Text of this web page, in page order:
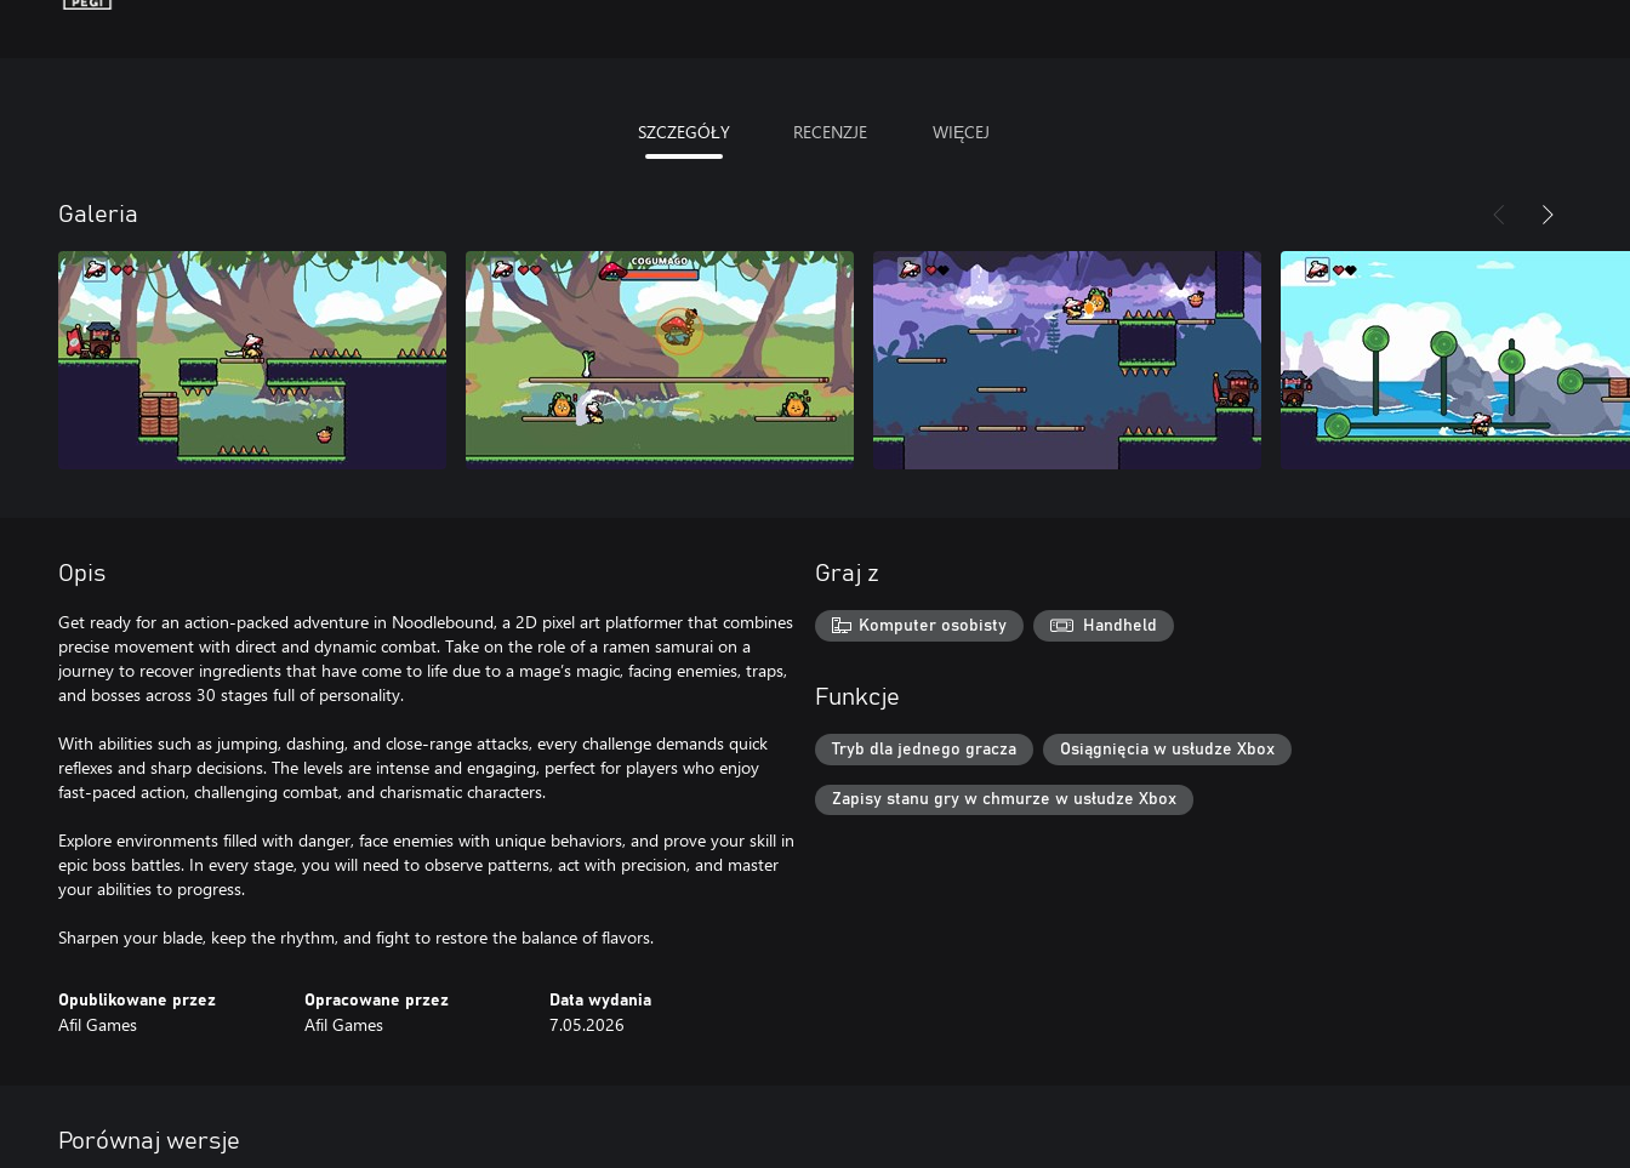
SZCZEGÓŁY RECENZJE WIĘCEJ
Galeria
Opis
Get ready for an action-packed adventure in Noodlebound, a 2D pixel art platformer that combines
precise movement with direct and dynamic combat. Take on the role of a ramen samurai on a
journey to recover ingredients that have come to life due to a mage’s magic, facing enemies, traps,
and bosses across 30 stages full of personality.
With abilities such as jumping, dashing, and close-range attacks, every challenge demands quick
reflexes and sharp decisions. The levels are intense and engaging, perfect for players who enjoy
fast-paced action, challenging combat, and charismatic characters.
Explore environments filled with danger, face enemies with unique behaviors, and prove your skill in
epic boss battles. In every stage, you will need to observe patterns, act with precision, and master
your abilities to progress.
Sharpen your blade, keep the rhythm, and fight to restore the balance of flavors.
Opublikowane przez
Afil Games
Opracowane przez
Afil Games
Data wydania
7.05.2026
Graj z
Komputer osobisty Handheld
Funkcje
Tryb dla jednego gracza Osiągnięcia w usłudze Xbox
Zapisy stanu gry w chmurze w usłudze Xbox
Porównaj wersje